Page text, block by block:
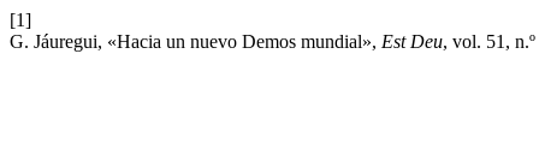
[1]
G. Jáuregui, «Hacia un nuevo Demos mundial», Est Deu, vol. 51,